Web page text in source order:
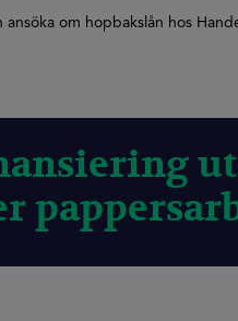
om hopbakslån hos